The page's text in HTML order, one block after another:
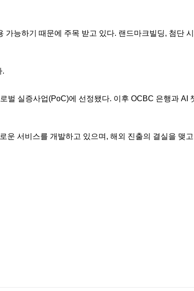
능하기 때문에 주목 받고 있다. 랜드마크빌딩, 첨단
.
실증사업(PoC)에 선정됐다. 이후 OCBC 은행과 AI
서비스를 개발하고 있으며, 해외 진출의 결실을 맺